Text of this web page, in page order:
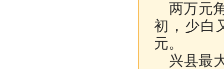
两万元
初，少白
元。
兴县最